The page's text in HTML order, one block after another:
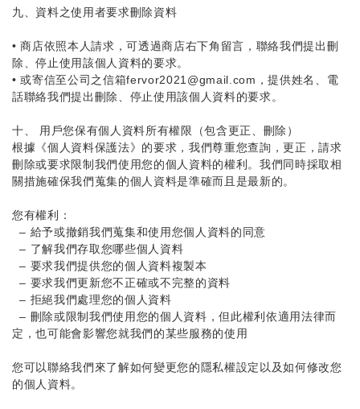
九、 資料之使用者要求刪除資料
• 商店依照本人請求，可透過商店右下角留言，聯絡我們提出刪
除、停止使用該個人資料的要求。
• 或寄信至公司之信箱fervor2021@gmail.com，提供姓名、電
話聯絡我們提出刪除、停止使用該個人資料的要求。
十、 用戶您保有個人資料所有權限（包含更正、刪除）
根據《個人資料保護法》的要求，我們尊重您查詢，更正，請求
刪除或要求限制我們使用您的個人資料的權利。我們同時採取相
關措施確保我們蒐集的個人資料是準確而且是最新的。
您有權利：
– 給予或撤銷我們蒐集和使用您個人資料的同意
– 了解我們存取您哪些個人資料
– 要求我們提供您的個人資料複製本
– 要求我們更新您不正確或不完整的資料
– 拒絕我們處理您的個人資料
– 刪除或限制我們使用您的個人資料，但此權利依適用法律而
定，也可能會影響您就我們的某些服務的使用
您可以聯絡我們來了解如何變更您的隱私權設定以及如何修改您
的個人資料。